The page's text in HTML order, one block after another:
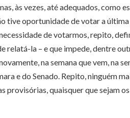
às vezes, até adequados, como
tive oportunidade de votar a
de votarmos, repito,
relatá-la – e que impede, dentre
na semana que vem, na
e do Senado. Repito, ninguém
quaisquer que sejam